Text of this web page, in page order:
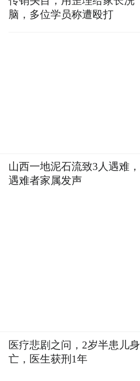
脑，多位学员称遭殴打
山西一地泥石流致3人遇难，
遇难者家属发声
医疗悲剧之问，2岁半患儿身
亡，医生获刑1年